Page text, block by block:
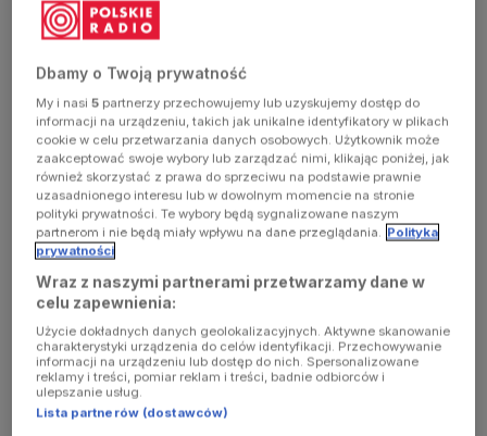
Dbamy o Twoją prywatność
My i nasi5 partnerzy przechowujemy lub uzyskujemy dostęp do
informacji na urządzeniu, takich jak unikalne identyfikatory w plikach
cookie w celu przetwarzania danych osobowych. Użytkownik może
zaakceptować swoje wybory lub zarządzać nimi, klikając poniżej, jak
również skorzystać z prawa do sprzeciwu na podstawie prawnie
uzasadnionego interesu lub w dowolnym momencie na stronie
polityki prywatności. Te wybory będą sygnalizowane naszym
partnerom i nie będą miały wpływu na dane przeglądania. Polityka
prywatności
Wraz z naszymi partnerami przetwarzamy dane w
celu zapewnienia:
Użycie dokładnych danych geolokalizacyjnych. Aktywne skanowanie
charakterystyki urządzenia do celów identyfikacji. Przechowywanie
informacji na urządzeniu lub dostęp do nich. Spersonalizowane
reklamy i treści, pomiar reklam i treści, badnie odbiorców i
ulepszanie usług.
Lista partnerów (dostawców)